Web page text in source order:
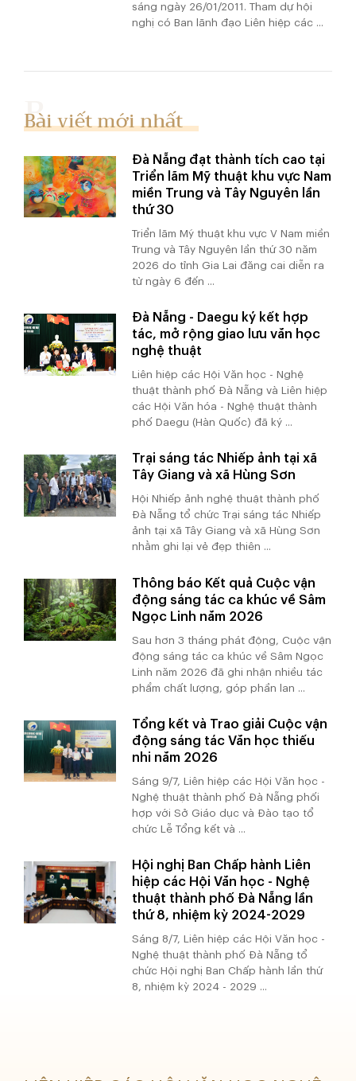
sáng ngày 26/01/2011. Tham dự hội
nghị có Ban lãnh đạo Liên hiệp các ...
Bài viết mới nhất
Đà Nẵng đạt thành tích cao tại
Triển lãm Mỹ thuật khu vực Nam
miền Trung và Tây Nguyên lần
thứ 30
Triển lãm Mỹ thuật khu vực V Nam miền
Trung và Tây Nguyên lần thứ 30 năm
2026 do tỉnh Gia Lai đăng cai diễn ra
từ ngày 6 đến ...
Đà Nẵng - Daegu ký kết hợp
tác, mở rộng giao lưu văn học
nghệ thuật
Liên hiệp các Hội Văn học - Nghệ
thuật thành phố Đà Nẵng và Liên hiệp
các Hội Văn hóa - Nghệ thuật thành
phố Daegu (Hàn Quốc) đã ký ...
Trại sáng tác Nhiếp ảnh tại xã
Tây Giang và xã Hùng Sơn
Hội Nhiếp ảnh nghệ thuật thành phố
Đà Nẵng tổ chức Trại sáng tác Nhiếp
ảnh tại xã Tây Giang và xã Hùng Sơn
nhằm ghi lại vẻ đẹp thiên ...
Thông báo Kết quả Cuộc vận
động sáng tác ca khúc về Sâm
Ngọc Linh năm 2026
Sau hơn 3 tháng phát động, Cuộc vận
động sáng tác ca khúc về Sâm Ngọc
Linh năm 2026 đã ghi nhận nhiều tác
phẩm chất lượng, góp phần lan ...
Tổng kết và Trao giải Cuộc vận
động sáng tác Văn học thiếu
nhi năm 2026
Sáng 9/7, Liên hiệp các Hội Văn học -
Nghệ thuật thành phố Đà Nẵng phối
hợp với Sở Giáo dục và Đào tạo tổ
chức Lễ Tổng kết và ...
Hội nghị Ban Chấp hành Liên
hiệp các Hội Văn học - Nghệ
thuật thành phố Đà Nẵng lần
thứ 8, nhiệm kỳ 2024-2029
Sáng 8/7, Liên hiệp các Hội Văn học -
Nghệ thuật thành phố Đà Nẵng tổ
chức Hội nghị Ban Chấp hành lần thứ
8, nhiệm kỳ 2024 - 2029 ...